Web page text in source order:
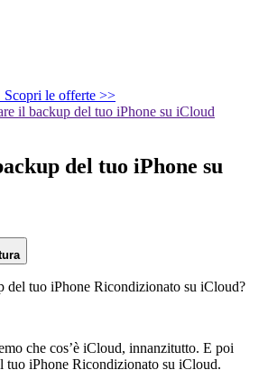
le offerte >>
il backup del tuo iPhone su iCloud
del tuo iPhone su
del tuo iPhone Ricondizionato su iCloud?
che cos’è iCloud, innanzitutto. E poi
tuo iPhone Ricondizionato su iCloud.